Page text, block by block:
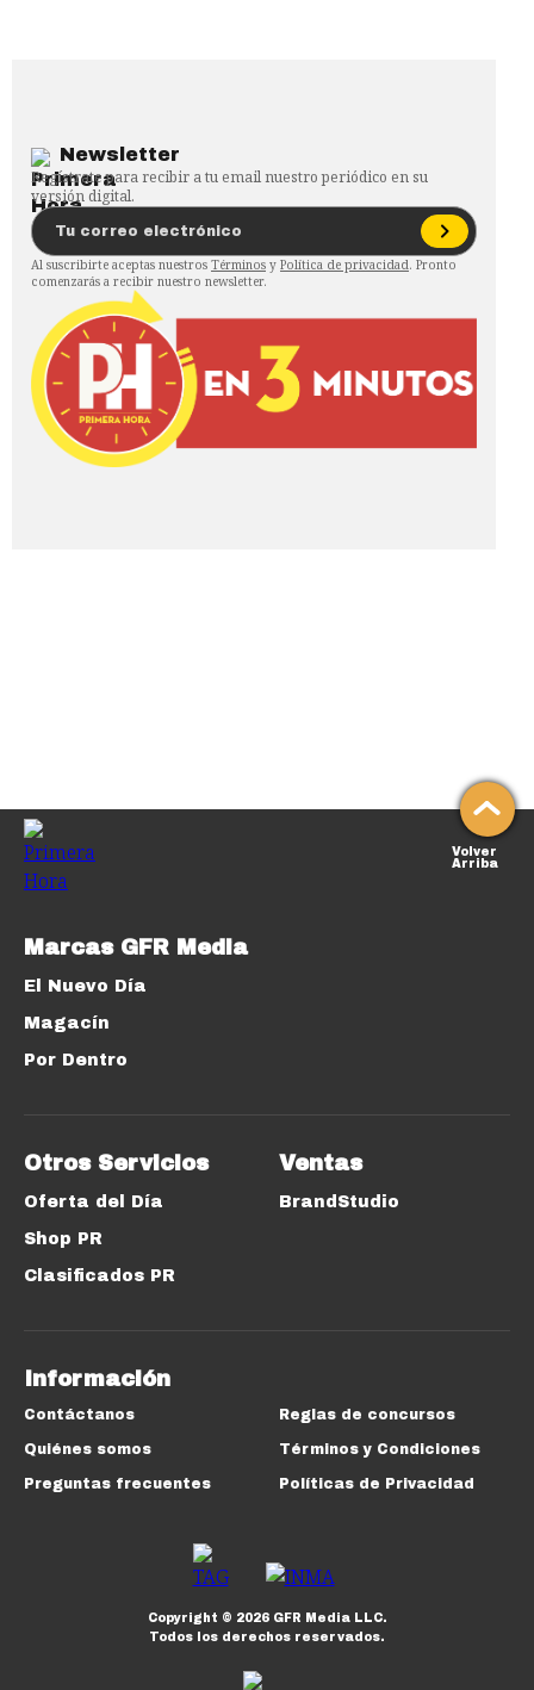
Newsletter
Regístrate para recibir a tu email nuestro periódico en su
versión digital.
Al suscribirte aceptas nuestros Términos y Política de privacidad. Pronto
comenzarás a recibir nuestro newsletter.
Volver
Arriba
Marcas GFR Media
El Nuevo Día
Magacín
Por Dentro
Otros Servicios
Oferta del Día
Shop PR
Clasificados PR
Ventas
BrandStudio
Información
Contáctanos
Quiénes somos
Preguntas frecuentes
Reglas de concursos
Términos y Condiciones
Políticas de Privacidad
Copyright © 2026GFR Media LLC.
Todos los derechos reservados.